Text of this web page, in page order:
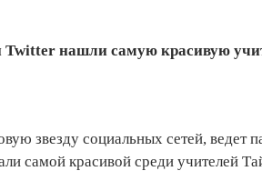
Twitter нашли самую красивую
звезду социальных сетей, ведет
самой красивой среди учителей